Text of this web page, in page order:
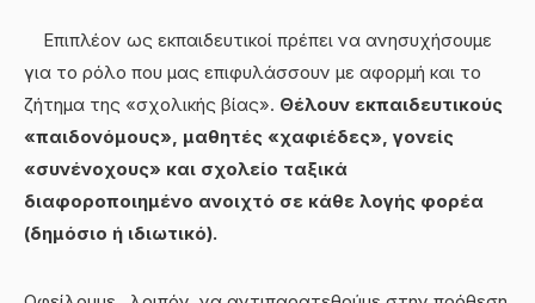
Επιπλέον ως εκπαιδευτικοί πρέπει να ανησυχήσουμε
για το ρόλο που μας επιφυλάσσουν με αφορμή και το
ζήτημα της «σχολικής βίας». Θέλουν εκπαιδευτικούς
«παιδονόμους», μαθητές «χαφιέδες», γονείς
«συνένοχους» και σχολείο ταξικά
διαφοροποιημένο ανοιχτό σε κάθε λογής φορέα
(δημόσιο ή ιδιωτικό).